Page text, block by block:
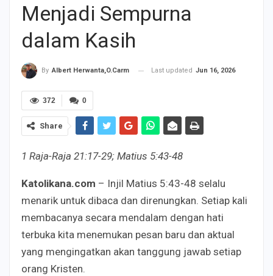
Menjadi Sempurna
dalam Kasih
By Albert Herwanta,O.Carm Last updated Jun 16, 2026
0
372
Share
1 Raja-Raja 21:17-29; Matius 5:43-48
Katolikana.com – Injil Matius 5:43-48 selalu
menarik untuk dibaca dan direnungkan. Setiap kali
membacanya secara mendalam dengan hati
terbuka kita menemukan pesan baru dan aktual
yang mengingatkan akan tanggung jawab setiap
orang Kristen.